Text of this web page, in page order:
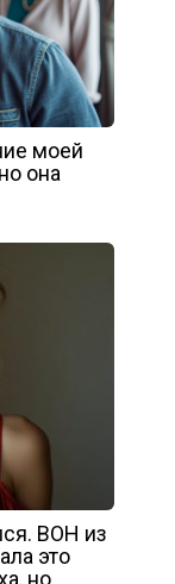
моей
она
ВОН из
это
но